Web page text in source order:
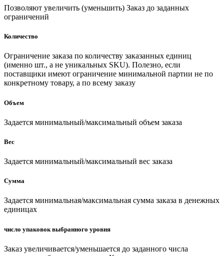
Позволяют увеличить (уменьшить) Заказ до заданных
ограничений
Количество
Ограничение заказа по количеству заказанных единиц
(именно шт., а не уникальных SKU). Полезно, если
поставщики имеют ограничение минимальной партии не по
конкретному товару, а по всему заказу
Объем
Задается минимальный/максимальный объем заказа
Вес
Задается минимальный/максимальный вес заказа
Сумма
Задается минимальная/максимальная сумма заказа в денежных
единицах
число упаковок выбранного уровня
Заказ увеличивается/уменьшается до заданного числа